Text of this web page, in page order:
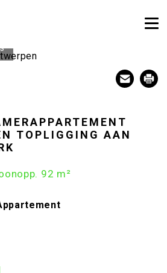
TOPLIGGING AAN
92 m²